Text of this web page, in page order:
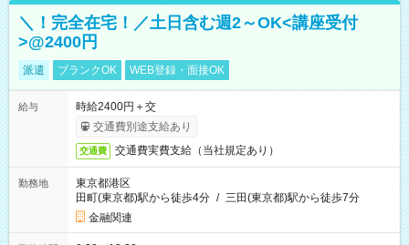
＼！完全在宅！／土日含む週2～OK<講座受付
>@2400円
派遣 ブランクOK WEB登録・面接OK
給与
時給2400円＋交
交通費別途支給あり
交通費 交通費実費支給（当社規定あり）
勤務地
東京都港区
田町(東京都)駅から徒歩4分 / 三田(東京都)駅から徒歩7分
金融関連